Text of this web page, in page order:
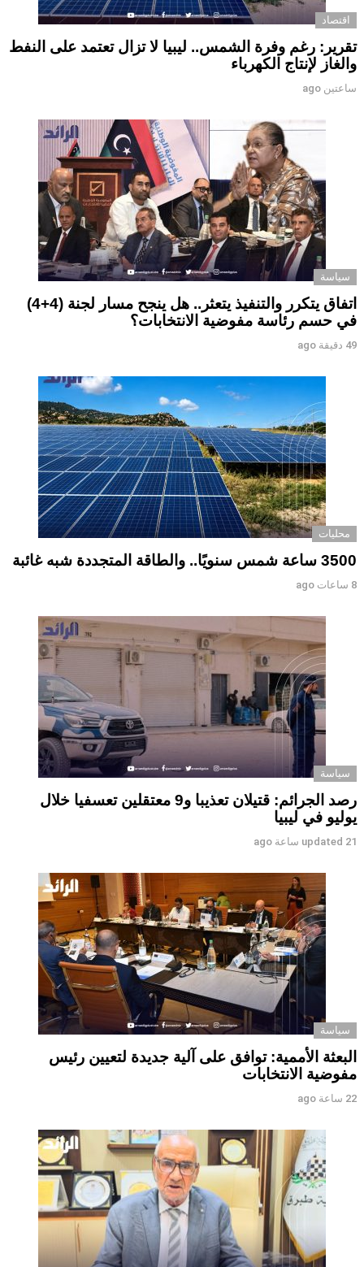
اقتصاد
تقرير: رغم وفرة الشمس.. ليبيا لا تزال تعتمد على النفط
والغاز لإنتاج الكهرباء
ساعتين ago
سياسة
اتفاق يتكرر والتنفيذ يتعثر.. هل ينجح مسار لجنة (4+4)
في حسم رئاسة مفوضية الانتخابات؟
49 دقيقة ago
محليات
3500 ساعة شمس سنويًا.. والطاقة المتجددة شبه غائبة
8 ساعات ago
سياسة
رصد الجرائم: قتيلان تعذيبا و9 معتقلين تعسفيا خلال
يوليو في ليبيا
updated 21 ساعة ago
سياسة
البعثة الأممية: توافق على آلية جديدة لتعيين رئيس
مفوضية الانتخابات
22 ساعة ago